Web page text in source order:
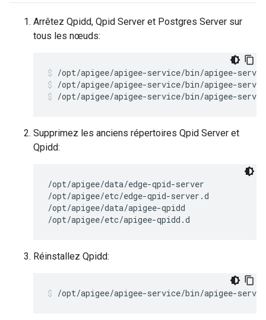
Arrêtez Qpidd, Qpid Server et Postgres Server sur
tous les nœuds:
/opt/apigee/apigee-service/bin/apigee-
/opt/apigee/apigee-service/bin/apigee-
Supprimez les anciens répertoires Qpid Server et
Qpidd:
/opt/apigee/data/edge-qpid-server
/opt/apigee/etc/edge-qpid-server.d
/opt/apigee/data/apigee-qpidd
/opt/apigee/etc/apigee-qpidd.d
Réinstallez Qpidd:
/opt/apigee/apigee-service/bin/apigee-